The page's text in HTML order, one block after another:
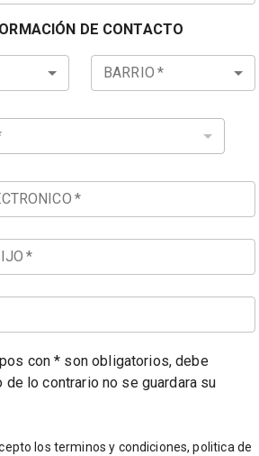
DE CONTACTO
BARRIO *
*
*
con * son obligatorios, debe
lo contrario no se guardara su
los terminos y condiciones, politica de